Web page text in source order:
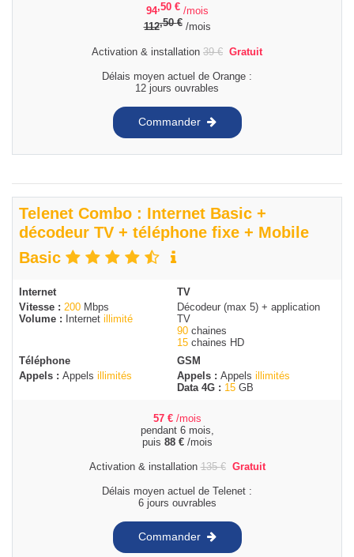
94,50 € /mois
112,50€/mois
Activation & installation 39€ Gratuit
Délais moyen actuel de Orange :
12 jours ouvrables
Commander
Telenet Combo : Internet Basic +
décodeur TV + téléphone fixe + Mobile
Basic
Internet
Vitesse : 200 Mbps
Volume : Internet illimité
TV
Décodeur (max 5) + application
TV
90 chaines
15 chaines HD
Téléphone
Appels : Appels illimités
GSM
Appels : Appels illimités
Data 4G : 15 GB
57 € /mois
pendant 6 mois,
puis 88 €/mois
Activation & installation135€ Gratuit
Délais moyen actuel de Telenet :
6 jours ouvrables
Commander